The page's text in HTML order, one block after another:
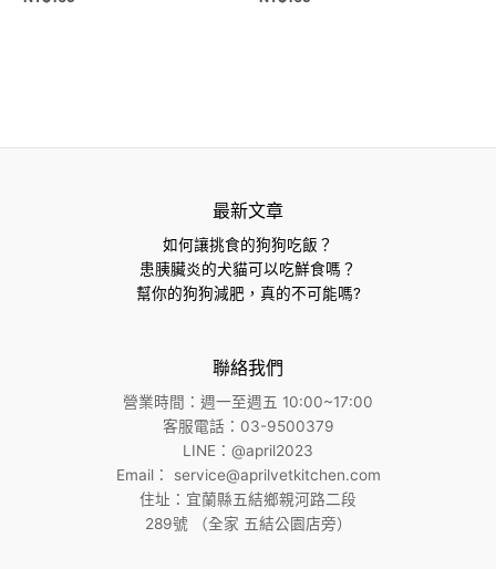
最新文章
如何讓挑食的狗狗吃飯？
患胰臟炎的犬貓可以吃鮮食嗎？
幫你的狗狗減肥，真的不可能嗎?
聯絡我們
營業時間：週一至週五 10:00~17:00
客服電話：03-9500379
LINE：@april2023
Email： service@aprilvetkitchen.com
住址：宜蘭縣五結鄉親河路二段
289號 （全家 五結公園店旁）